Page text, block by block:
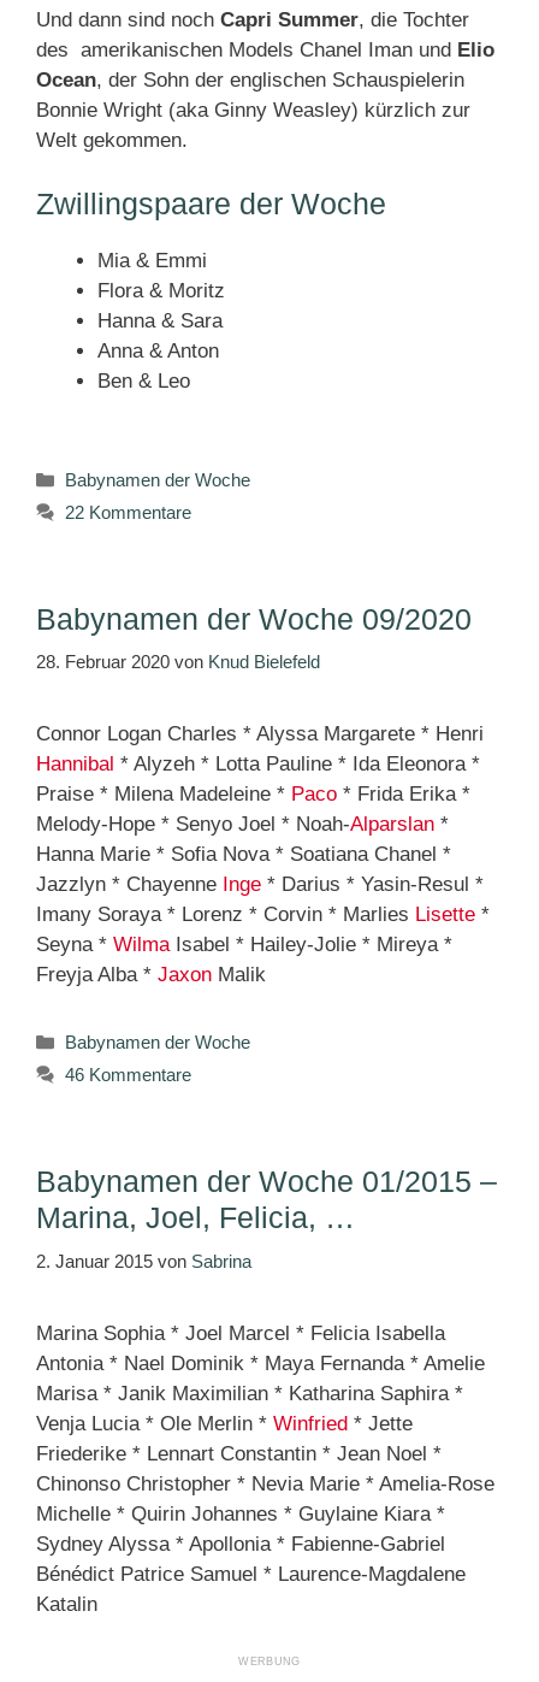
Und dann sind noch Capri Summer, die Tochter
des amerikanischen Models Chanel Iman und Elio
Ocean, der Sohn der englischen Schauspielerin
Bonnie Wright (aka Ginny Weasley) kürzlich zur
Welt gekommen.
Zwillingspaare der Woche
Mia & Emmi
Flora & Moritz
Hanna & Sara
Anna & Anton
Ben & Leo
Kategorien
Babynamen der Woche
22 Kommentare
Babynamen der Woche 09/2020
28. Februar 2020 von Knud Bielefeld
Connor Logan Charles * Alyssa Margarete * Henri
Hannibal * Alyzeh * Lotta Pauline * Ida Eleonora *
Praise * Milena Madeleine * Paco * Frida Erika *
Melody-Hope * Senyo Joel * Noah-Alparslan *
Hanna Marie * Sofia Nova * Soatiana Chanel *
Jazzlyn * Chayenne Inge * Darius * Yasin-Resul *
Imany Soraya * Lorenz * Corvin * Marlies Lisette *
Seyna * WilmaIsabel * Hailey-Jolie * Mireya *
Freyja Alba * Jaxon Malik
Kategorien
Babynamen der Woche
46 Kommentare
Babynamen der Woche 01/2015 –
Marina, Joel, Felicia, …
2. Januar 2015 von Sabrina
Marina Sophia * Joel Marcel * Felicia Isabella
Antonia * Nael Dominik * Maya Fernanda * Amelie
Marisa * Janik Maximilian * Katharina Saphira *
Venja Lucia * Ole Merlin * Winfried * Jette
Friederike * Lennart Constantin * Jean Noel *
Chinonso Christopher * Nevia Marie * Amelia-Rose
Michelle * Quirin Johannes * Guylaine Kiara *
Sydney Alyssa * Apollonia * Fabienne-Gabriel
Bénédict Patrice Samuel * Laurence-Magdalene
Katalin